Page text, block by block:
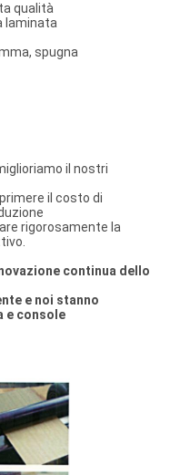
qualità
laminata
spugna
il nostri
il costo di
rigorosamente la
continua dello
e noi stanno
e console